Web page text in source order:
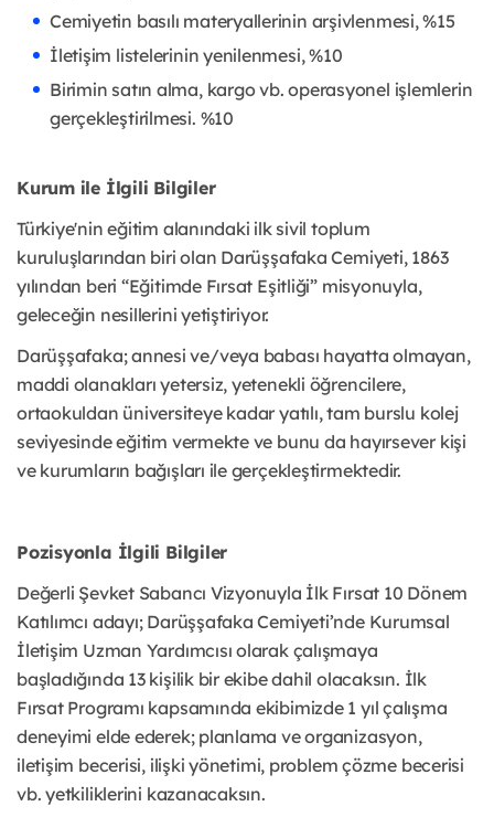
Cemiyetin basılı materyallerinin arşivlenmesi, %15
İletişim listelerinin yenilenmesi, %10
Birimin satın alma, kargo vb. operasyonel işlemlerin
gerçekleştirilmesi. %10
Kurum ile İlgili Bilgiler
Türkiye'nin eğitim alanındaki ilk sivil toplum
kuruluşlarından biri olan Darüşşafaka Cemiyeti, 1863
yılından beri “Eğitimde Fırsat Eşitliği” misyonuyla,
geleceğin nesillerini yetiştiriyor.
Darüşşafaka; annesi ve/veya babası hayatta olmayan,
maddi olanakları yetersiz, yetenekli öğrencilere,
ortaokuldan üniversiteye kadar yatılı, tam burslu kolej
seviyesinde eğitim vermekte ve bunu da hayırsever kişi
ve kurumların bağışları ile gerçekleştirmektedir.
Pozisyonla İlgili Bilgiler
Değerli Şevket Sabancı Vizyonuyla İlk Fırsat 10 Dönem
Katılımcı adayı; Darüşşafaka Cemiyeti’nde Kurumsal
İletişim Uzman Yardımcısı olarak çalışmaya
başladığında 13 kişilik bir ekibe dahil olacaksın. İlk
Fırsat Programı kapsamında ekibimizde 1 yıl çalışma
deneyimi elde ederek; planlama ve organizasyon,
iletişim becerisi, ilişki yönetimi, problem çözme becerisi
vb. yetkiliklerini kazanacaksın.